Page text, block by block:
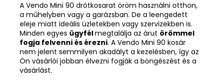
A Vendo Mini 90 drótkosarat öröm használni otthon,
a műhelyben vagy a garázsban. De a leengedett
eleje miatt ideális üzletekben vagy szervizekben is.
Minden egyes ügyfélmegtalálja az árut örömmel
fogja felvenni és érezni. A Vendo Mini 90 kosár
nem jelent semmilyen akadályt a kezelésben, így az
Ön vásárlói jobban élvezni fogják a böngészést és a
vásárlást.